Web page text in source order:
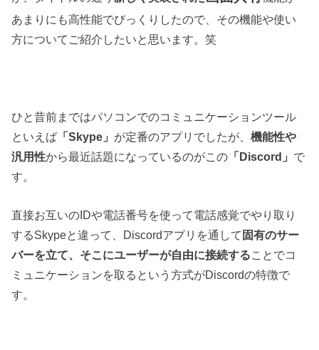
あまりにも高性能でびっくりしたので、その機能や使い
方についてご紹介したいと思います。笑
ひと昔前まではパソコンでのコミュニケーションツール
といえば 「Skype」 が定番のアプリでしたが、機能性や
汎用性から最近話題になっているのがこの 「Discord」 で
す。
直接お互いのIDや電話番号を使って電話感覚でやり取り
するSkypeと違って、Discordアプリを通して 固有のサー
バーを立て、そこにユーザーが自由に接続することでコ
ミュニケーションを取るという方式がDiscordの特徴で
す。